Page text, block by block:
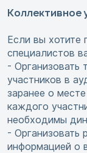
Коллективное
Если вы хотите
специалистов
- Организовать
участников в
заранее о
каждого
необходимы
- Организовать
информацией о